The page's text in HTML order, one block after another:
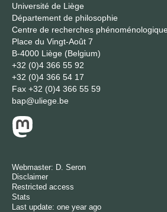
Université de Liège
Département de philosophie
Centre de recherches
Place du Vingt-Août 7
B-4000 Liège (Belgium)
+32 (0)4 366 55 92
+32 (0)4 366 54 17
Fax +32 (0)4 366 55 59
bap@uliege.be
Webmaster: D. Seron
Disclaimer
Restricted access
Stats
Last update: one year ago